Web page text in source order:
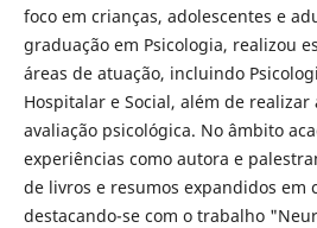
foco em crianças, adolescentes e
graduação em Psicologia, realizou
áreas de atuação, incluindo
Hospitalar e Social, além de
avaliação psicológica. No âmbito
experiências como autora e
de livros e resumos expandidos em
destacando-se com o trabalho